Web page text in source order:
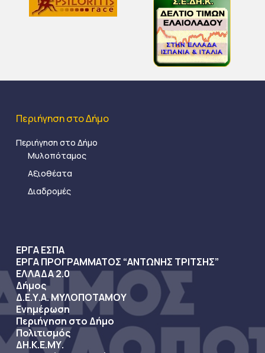
Περιήγηση στο Δήμο
Περιήγηση στο Δήμο
Μυλοπόταμος
Αξιοθέατα
Διαδρομές
ΕΡΓΑ ΕΣΠΑ
ΕΡΓΑ ΠΡΟΓΡΑΜΜΑΤΟΣ “ΑΝΤΩΝΗΣ ΤΡΙΤΣΗΣ”
ΕΛΛΑΔΑ 2.0
Δήμος
Δ.Ε.Υ.Α. ΜΥΛΟΠΟΤΑΜΟΥ
Ενημέρωση
Περιήγηση στο Δήμο
Πολιτισμός
ΔΗ.Κ.Ε.ΜΥ.